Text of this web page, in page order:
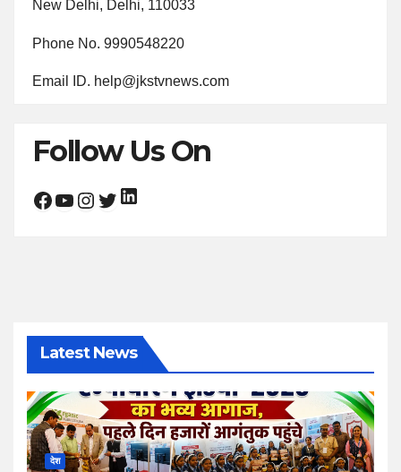
New Delhi, Delhi, 110033
Phone No. 9990548220
Email ID. help@jkstvnews.com
Follow Us On
Facebook YouTube Instagram Twitter LinkedIn
Latest News
देश